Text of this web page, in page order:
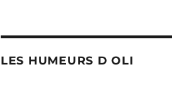
LES HUMEURS D OLI